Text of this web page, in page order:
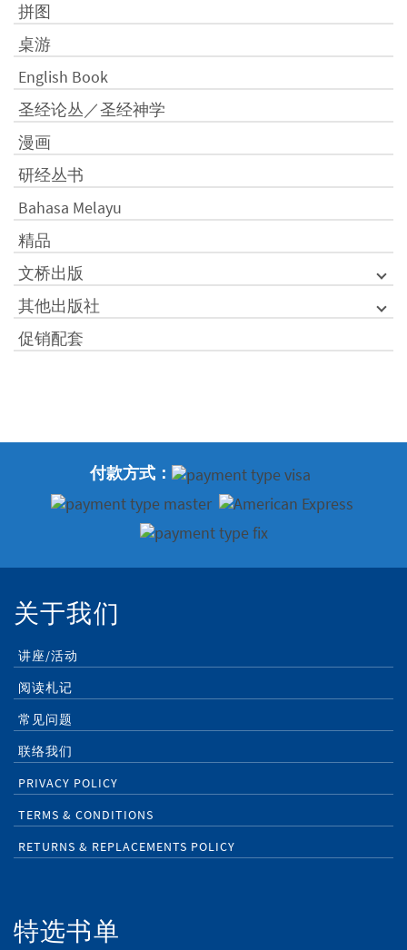
拼图
桌游
English Book
圣经论丛／圣经神学
漫画
研经丛书
Bahasa Melayu
精品
文桥出版
其他出版社
促销配套
付款方式：
关于我们
讲座/活动
阅读札记
常见问题
联络我们
PRIVACY POLICY
TERMS & CONDITIONS
RETURNS & REPLACEMENTS POLICY
特选书单